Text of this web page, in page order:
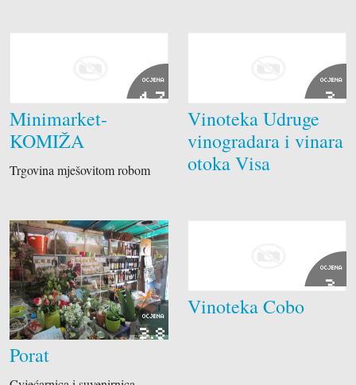
OCJENA
4.7
Minimarket-
KOMIŽA
Trgovina mješovitom robom
OCJENA
3
Vinoteka Udruge
vinogradara i vinara
otoka Visa
OCJENA
3.8
Porat
OCJENA
3
Vinoteka Cobo